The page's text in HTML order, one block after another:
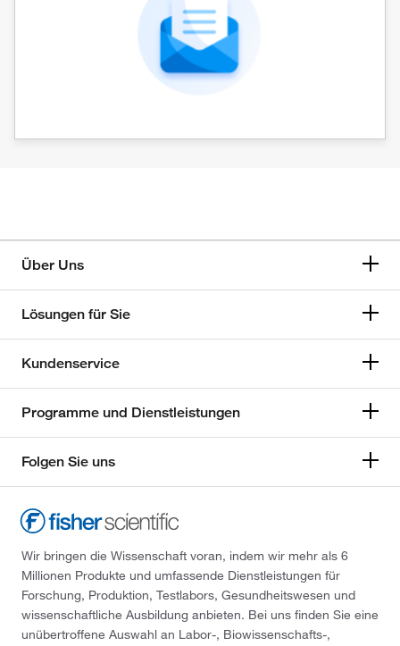
Über Uns
Lösungen für Sie
Kundenservice
Programme und Dienstleistungen
Folgen Sie uns
Wir bringen die Wissenschaft voran, indem wir mehr als 6
Millionen Produkte und umfassende Dienstleistungen für
Forschung, Produktion, Testlabors, Gesundheitswesen und
wissenschaftliche Ausbildung anbieten. Bei uns finden Sie eine
unübertroffene Auswahl an Labor-, Biowissenschafts-,